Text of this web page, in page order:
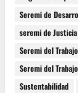
Seremi de
seremi de
Seremi del Trabajo
Seremi del
Sustentabilidad